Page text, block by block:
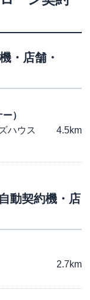
・店舗・
）
ハウス
4.5km
動契約機・店
2.7km